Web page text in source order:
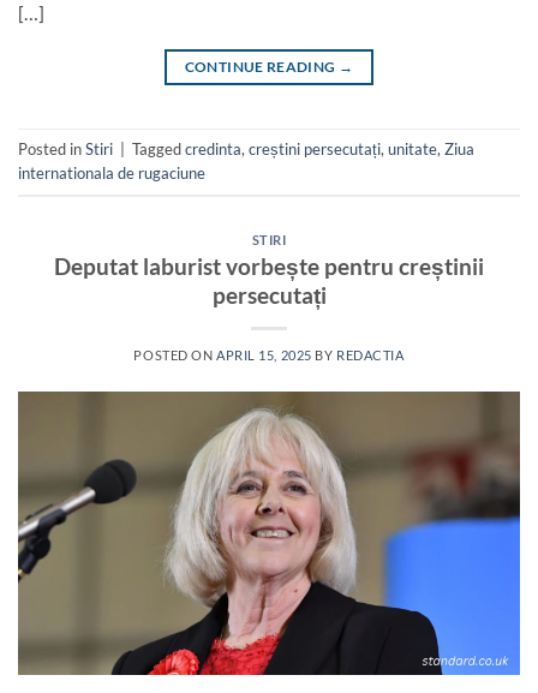
[…]
CONTINUE READING →
Posted inStiri Taggedcredinta, creștini persecutați, unitate, Ziua
internationala de rugaciune
STIRI
Deputat laburist vorbește pentru creștinii
persecutați
POSTED ONAPRIL 15, 2025 BY REDACTIA